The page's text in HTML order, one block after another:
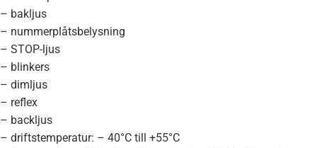
– bakljus
– nummerplåtsbelysning
– STOP-ljus
– blinkers
– dimljus
– reflex
– backljus
– driftstemperatur: – 40°C till +55°C